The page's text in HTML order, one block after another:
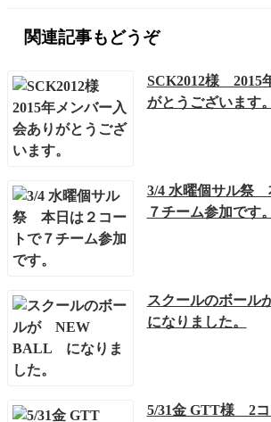
関連記事もどうぞ
SCK2012様 2015
がとうございます。
3/4 水曜個サル祭
７チーム参加です。
スクールのボー
になりました。
5/31金 GTT様 2コ